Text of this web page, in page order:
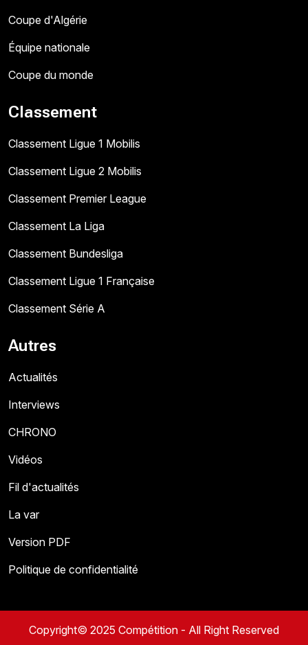
Coupe d'Algérie
Équipe nationale
Coupe du monde
Classement
Classement Ligue 1 Mobilis
Classement Ligue 2 Mobilis
Classement Premier League
Classement La Liga
Classement Bundesliga
Classement Ligue 1 Française
Classement Série A
Autres
Actualités
Interviews
CHRONO
Vidéos
Fil d'actualités
La var
Version PDF
Politique de confidentialité
Copyright© 2025 Compétition - All Right Reserved